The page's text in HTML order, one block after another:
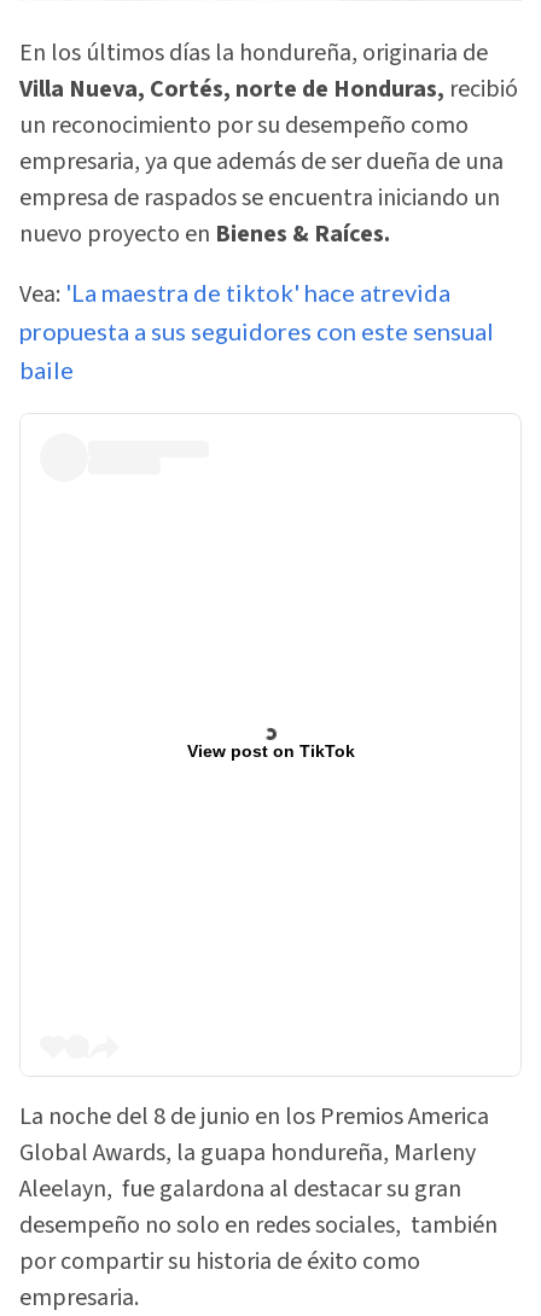
En los últimos días la hondureña, originaria de
Villa Nueva, Cortés, norte de Honduras, recibió
un reconocimiento por su desempeño como
empresaria, ya que además de ser dueña de una
empresa de raspados se encuentra iniciando un
nuevo proyecto en Bienes & Raíces.
Vea: 'La maestra de tiktok' hace atrevida
propuesta a sus seguidores con este sensual
baile
View post on TikTok
La noche del 8 de junio en los Premios America
Global Awards, la guapa hondureña, Marleny
Aleelayn, fue galardona al destacar su gran
desempeño no solo en redes sociales, también
por compartir su historia de éxito como
empresaria.